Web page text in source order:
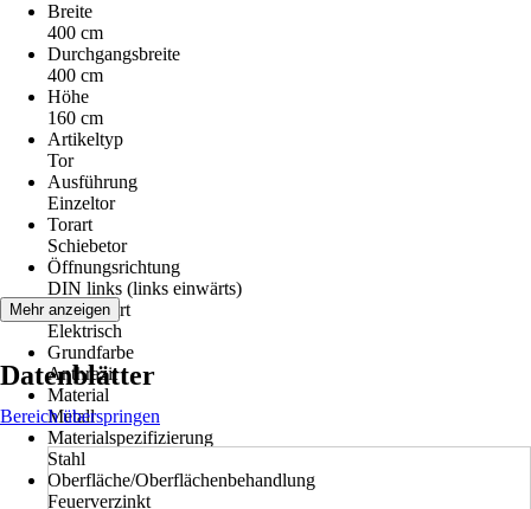
Breite
400 cm
Durchgangsbreite
400 cm
Höhe
160 cm
Artikeltyp
Tor
Ausführung
Einzeltor
Torart
Schiebetor
Öffnungsrichtung
DIN links (links einwärts)
Antriebsart
Elektrisch
Grundfarbe
Anthrazit
Material
Metall
Materialspezifizierung
Stahl
Oberfläche/Oberflächenbehandlung
Feuerverzinkt
Mehr anzeigen
Datenblätter
Bereich überspringen